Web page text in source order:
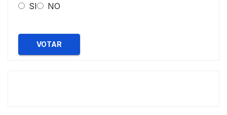
SI NO
VOTAR